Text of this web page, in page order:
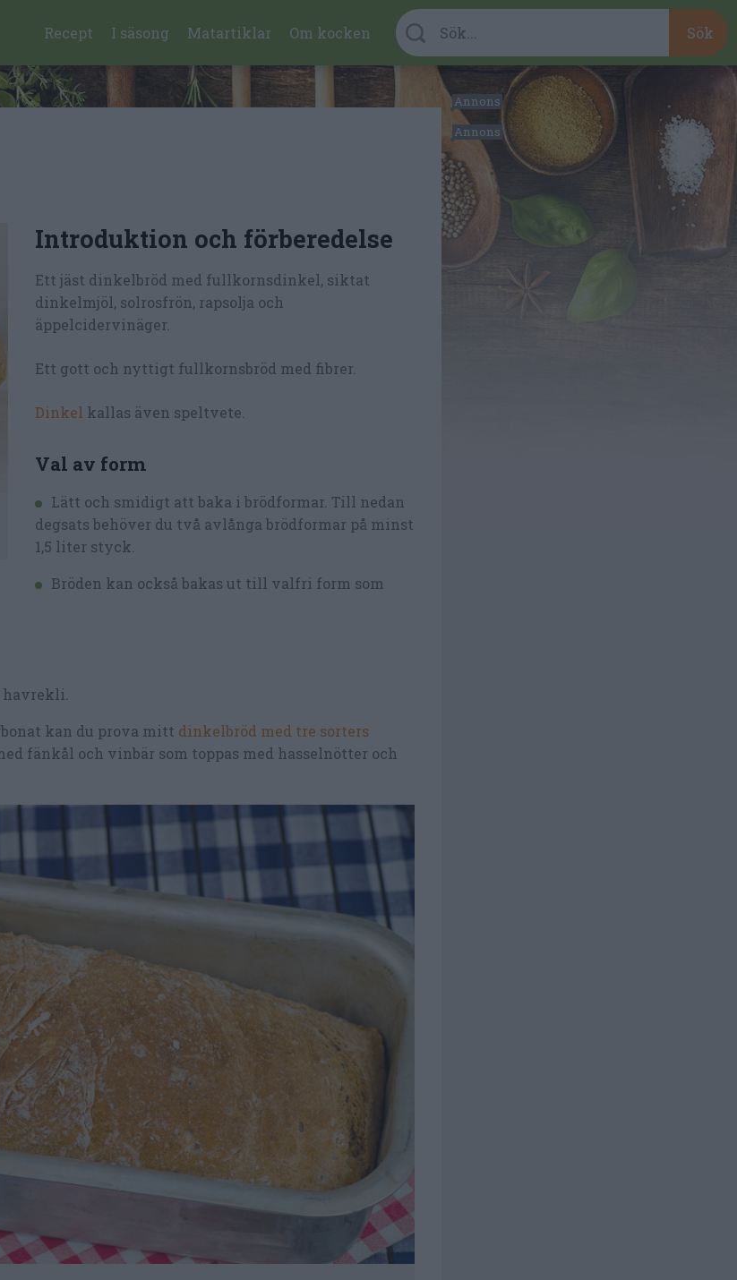
Recept I säsong Matartiklar Om kocken
Introduktion och förberedelse
Ett jäst dinkelbröd med fullkornsdinkel, siktat
dinkelmjöl, solrosfrön, rapsolja och
äppelcidervinäger.
Ett gott och nyttigt fullkornsbröd med fibrer.
Dinkel kallas även speltvete.
Val av form
Lätt och smidigt att baka i brödformar. Till nedan
degsats behöver du två avlånga brödformar på minst
1,5 liter styck.
Bröden kan också bakas ut till valfri form som
kan du prova mitt dinkelbröd med tre sorters
fänkål och vinbär som toppas med hasselnötter och